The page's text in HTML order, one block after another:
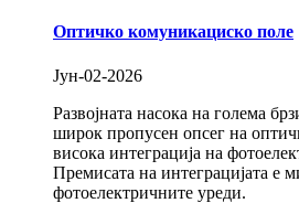
Оптичко комуникациско поле
Јун-02-2026
Развојната насока на голема
широк пропусен опсег на
висока интеграција на
Премисата на интеграцијата е
фотоелектричните уреди.